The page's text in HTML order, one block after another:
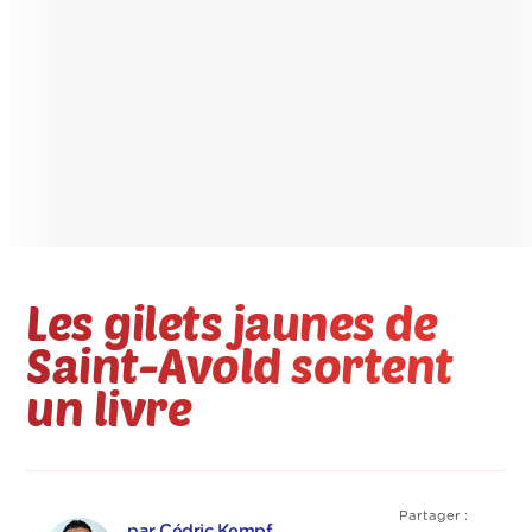
Les gilets jaunes de
Saint-Avold sortent
un livre
Partager :